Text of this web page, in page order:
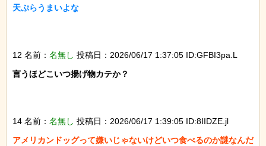
天ぷらうまいよな
12 名前： 名無し 投稿日：2026/06/17 1:37:05 ID:GFBI3pa.L
言うほどこいつ揚げ物カテか？
14 名前： 名無し 投稿日：2026/06/17 1:39:05 ID:8IIDZE.jl
アメリカンドッグって嫌いじゃないけどいつ食べるのか謎なんだ